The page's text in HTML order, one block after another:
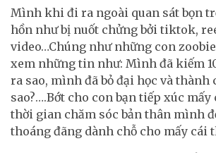
Mình khi đi ra ngoài quan sát bọn
hồn như bị nuốt chửng bởi tiktok,
video…Chúng như những con
xem những tin như: Mình đã kiếm
ra sao, mình đã bỏ đại học và thành
sao?….Bớt cho con bạn tiếp xúc mấy
thời gian chăm sóc bản thân mình
thoáng đãng dành chỗ cho mấy cái